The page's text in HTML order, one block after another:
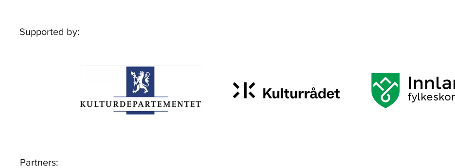
Supported by:
Partners: